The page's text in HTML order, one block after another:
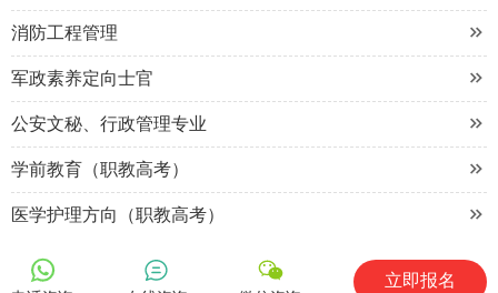

消防工程管理

军政素养定向士官

公安文秘、行政管理专业

学前教育（职教高考）

医学护理方向（职教高考）
立即报名